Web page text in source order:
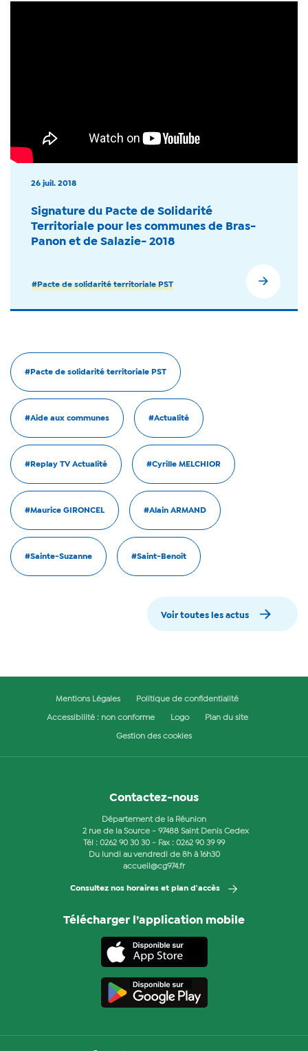
26 juil. 2018
Signature du Pacte de Solidarité
Territoriale pour les communes de Bras-
Panon et de Salazie- 2018
#Pacte de solidarité territoriale PST
#Pacte de solidarité territoriale PST
#Aide aux communes #Actualité
#Replay TV Actualité #Cyrille MELCHIOR
#Maurice GIRONCEL #Alain ARMAND
#Sainte-Suzanne #Saint-Benoît
Voir toutes les actus
Mentions Légales Politique de confidentialité
Accessibilité : non conforme Logo Plan du site
Gestion des cookies
Contactez-nous
Département de la Réunion
2 rue de la Source - 97488 Saint Denis Cedex
Tél : 0262 90 30 30 - Fax : 0262 90 39 99
Du lundi au vendredi de 8h à 16h30
accueil@cg974.fr
Consultez nos horaires et plan d'accès
Télécharger l’application mobile